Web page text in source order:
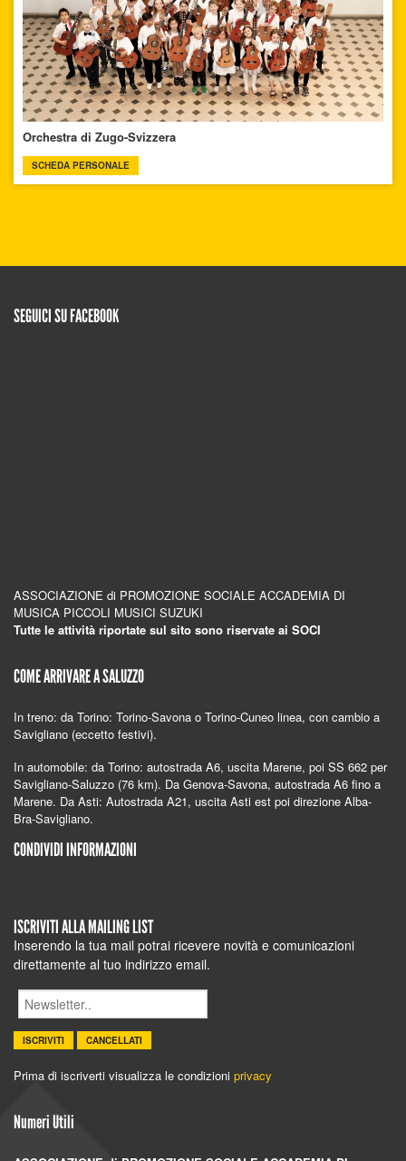
Orchestra di Zugo-Svizzera
SCHEDA PERSONALE
SEGUICI SU FACEBOOK
ASSOCIAZIONE di PROMOZIONE SOCIALE ACCADEMIA DI
MUSICA PICCOLI MUSICI SUZUKI
Tutte le attività riportate sul sito sono riservate ai SOCI
COME ARRIVARE A SALUZZO
In treno: da Torino: Torino-Savona o Torino-Cuneo linea, con cambio a
Savigliano (eccetto festivi).
In automobile: da Torino: autostrada A6, uscita Marene, poi SS 662 per
Savigliano-Saluzzo (76 km). Da Genova-Savona, autostrada A6 fino a
Marene. Da Asti: Autostrada A21, uscita Asti est poi direzione Alba-
Bra-Savigliano.
CONDIVIDI INFORMAZIONI
ISCRIVITI ALLA MAILING LIST
Inserendo la tua mail potrai ricevere novità e comunicazioni
direttamente al tuo indirizzo email.
ISCRIVITI CANCELLATI
Prima di iscriverti visualizza le condizioni privacy
Numeri Utili